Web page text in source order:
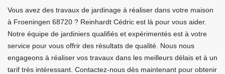
Vous avez des travaux de jardinage à réaliser dans votre maison
à Froeningen 68720 ? Reinhardt Cédric est là pour vous aider.
Notre équipe de jardiniers qualifiés et expérimentés est à votre
service pour vous offrir des résultats de qualité. Nous nous
engageons à réaliser vos travaux dans les meilleurs délais et à un
tarif très intéressant. Contactez-nous dès maintenant pour obtenir